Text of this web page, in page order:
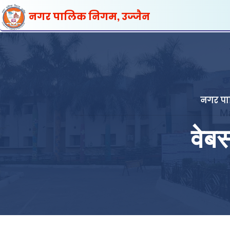
नगर पालिक निगम, उज्जैन
नगर